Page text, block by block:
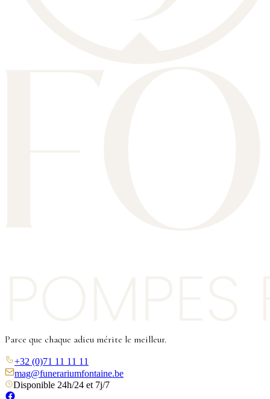
Parce que chaque adieu mérite le meilleur.
+32 (0)71 11 11 11
mag@funerariumfontaine.be
Disponible 24h/24 et 7j/7